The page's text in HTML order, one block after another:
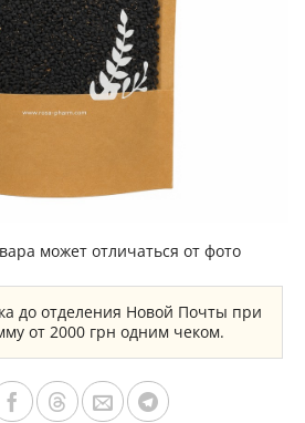
может отличаться от фото
до отделения Новой Почты при
от 2000 грн одним чеком.